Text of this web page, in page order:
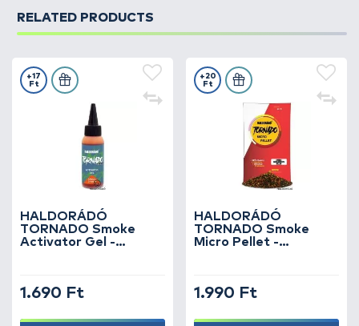
RELATED PRODUCTS
HALDORÁDÓ
TORNADO Smoke
Activator Gel -
+17
Ft
1.690 Ft
HALDORÁDÓ
TORNADO Smoke
Micro Pellet -
+20
Ft
1.990 Ft